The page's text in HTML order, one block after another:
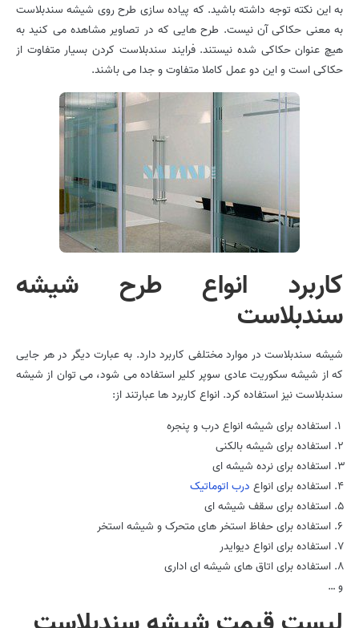
به این نکته توجه داشته باشید. که پیاده سازی طرح روی شیشه سندبلاست
به معنی حکاکی آن نیست. طرح هایی که در تصاویر مشاهده می کنید به
هیچ عنوان حکاکی شده نیستند. فرایند سندبلاست کردن بسیار متفاوت از
حکاکی است و این دو عمل کاملا متفاوت و جدا می باشند.
کاربرد انواع طرح شیشه
سندبلاست
شیشه سندبلاست در موارد مختلفی کاربرد دارد. به عبارت دیگر در هر جایی
که از شیشه سکوریت عادی سوپر کلیر استفاده می شود، می توان از شیشه
سندبلاست نیز استفاده کرد. انواع کاربرد ها عبارتند از:
استفاده برای شیشه انواع درب و پنجره
استفاده برای شیشه بالکنی
استفاده برای نرده شیشه ای
استفاده برای انواع درب اتوماتیک
استفاده برای سقف شیشه ای
استفاده برای حفاظ استخر های متحرک و شیشه استخر
استفاده برای انواع دیوایدر
استفاده برای اتاق های شیشه ای اداری
و …